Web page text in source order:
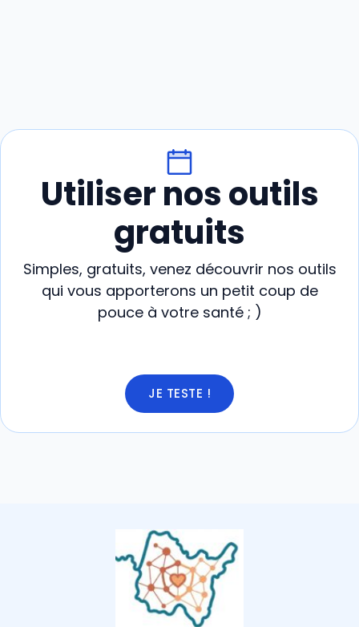
Utiliser nos outils
gratuits
Simples, gratuits, venez découvrir nos outils
qui vous apporterons un petit coup de
pouce à votre santé ; )
JE TESTE !